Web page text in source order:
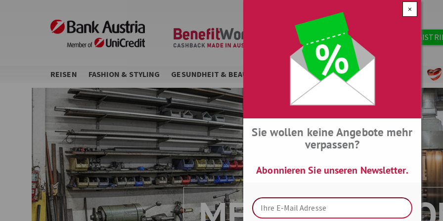
Benutzermenü
JETZT KOSTENLOS
REISEN FASHION & STYLING GESUNDHEIT & BEAUTY HAUS & TECHNIK WOHNEN & FREIZEIT
×
Sie wollen keine Angebote mehr
verpassen?
Abonnieren Sie unseren Newsletter.